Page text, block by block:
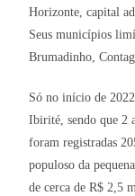
Horizonte, capital
Seus municípios
Brumadinho,
Só no início de
Ibirité, sendo que 2
foram registradas
populoso da
de cerca de R$ 2,5